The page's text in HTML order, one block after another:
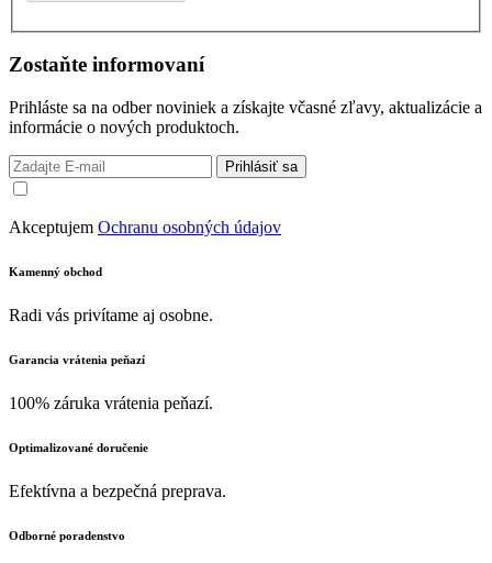
Zostaňte informovaní
Prihláste sa na odber noviniek a získajte včasné zľavy, aktualizácie a
informácie o nových produktoch.
Prihlásiť sa
Akceptujem Ochranu osobných údajov
Kamenný obchod
Radi vás privítame aj osobne.
Garancia vrátenia peňazí
100% záruka vrátenia peňazí.
Optimalizované doručenie
Efektívna a bezpečná preprava.
Odborné poradenstvo